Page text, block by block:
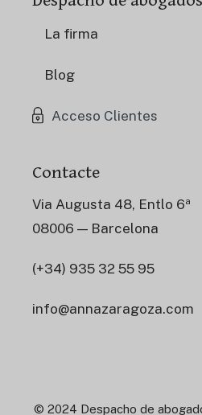
La firma
Blog
Acceso Clientes
Contacte
Via Augusta 48, Entlo 6ª
08006 — Barcelona
(+34) 935 32 55 95
info@annazaragoza.com
© 2024 Despacho de